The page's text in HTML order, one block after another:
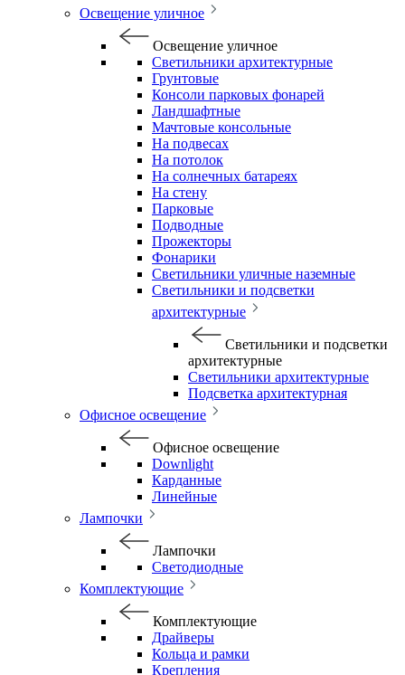
Освещение уличное
Освещение уличное
Светильники архитектурные
Грунтовые
Консоли парковых фонарей
Ландшафтные
Мачтовые консольные
На подвесах
На потолок
На солнечных батареях
На стену
Парковые
Подводные
Прожекторы
Фонарики
Светильники уличные наземные
Светильники и подсветки
архитектурные
Светильники и подсветки
архитектурные
Светильники архитектурные
Подсветка архитектурная
Офисное освещение
Офисное освещение
Downlight
Карданные
Линейные
Лампочки
Лампочки
Светодиодные
Комплектующие
Комплектующие
Драйверы
Кольца и рамки
Крепления